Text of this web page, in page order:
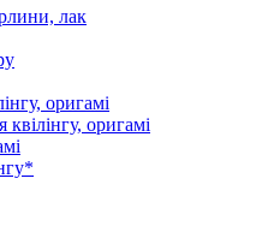
лак
оригамі
оригамі